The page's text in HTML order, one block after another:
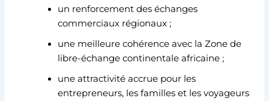
un renforcement des échanges
commerciaux régionaux ;
une meilleure cohérence avec la Zone de
libre-échange continentale africaine ;
une attractivité accrue pour les
entrepreneurs, les familles et les voyageurs